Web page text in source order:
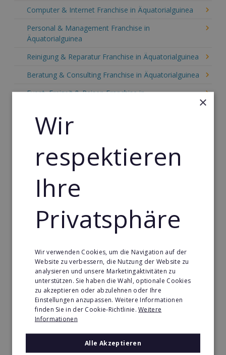
Computer & Internet Franchise in Äquatorialguinea
Personal & Management Franchise in
Äquatorialguinea
Reinigung & Reparatur Franchise in Äquatorialguinea
Beratung & Consulting Franchise in Äquatorialguinea
Event, Freizeit & Reisen Franchise in
Einzelhandel Franchise in Äquatorialguinea
Äquatorialguinea
Handwerk Franchise in Äquatorialguinea
Dienstleistungsfranchise in Äquatorialguinea
Gastronomie & Bringdienst Franchise in
Sport Franchise in Äquatorialguinea
Kaffee & Café Franchise in Äquatorialguinea
Tier- & Zoobedarf Franchise in Äquatorialguinea
Immobilien Franchise in Äquatorialguinea
Kinder & Erziehung Franchise in Äquatorialguinea
Kosmetik Franchise in Äquatorialguinea
×
Wir
respektieren
Ihre
Privatsphäre
Wir verwenden Cookies, um die Navigation auf der
Website zu verbessern, die Nutzung der Website zu
analysieren und unsere Marketingaktivitäten zu
unterstützen. Sie haben die Wahl, optionale Cookies
zu akzeptieren oder abzulehnen oder Ihre
Einstellungen anzupassen. Weitere Informationen
finden Sie in der Cookie-Richtlinie.Weitere
Informationen
Alle Akzeptieren